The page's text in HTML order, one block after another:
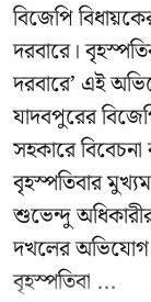
বিজেপি
দরবারে।
দরবারে’ এই
যাদবপুরের
সহকারে বিবেচনা
বৃহস্পতিবার
শুভেন্দু
দখলের অভিযোগ
বৃহস্পতিবা ...